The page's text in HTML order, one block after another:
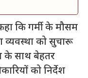
कि गर्मी के मौसम
व्यवस्था को सुचारू
के साथ बेहतर
को निर्देश